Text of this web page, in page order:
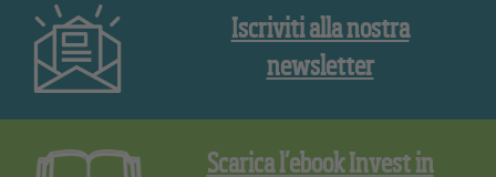
Iscriviti alla nostra
newsletter
Scarica l’ebook Invest in